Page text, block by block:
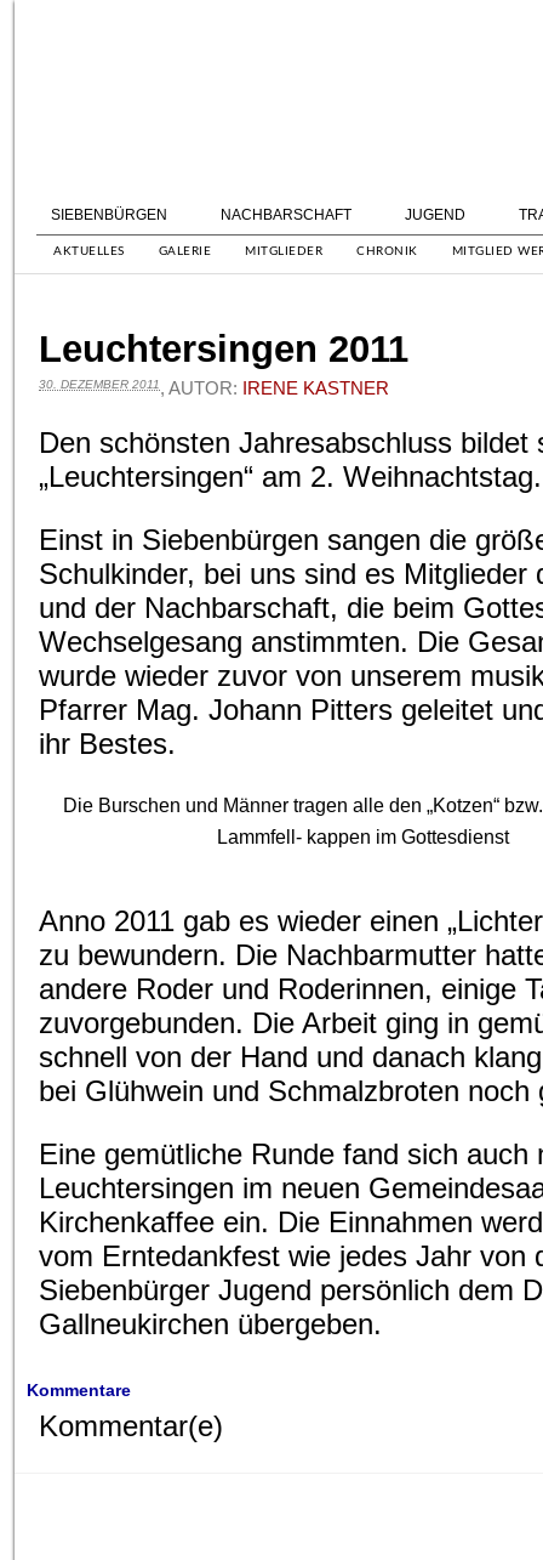
SIEBENBÜRGEN NACHBARSCHAFT JUGEND
AKTUELLES GALERIE MITGLIEDER CHRONIK MITGLIED
Leuchtersingen 2011
30. DEZEMBER 2011 , AUTOR: IRENE KASTNER
Den schönsten Jahresabschluss bildet
„Leuchtersingen“ am 2. Weihnachtstag.
Einst in Siebenbürgen sangen die
Schulkinder, bei uns sind es Mitglieder
und der Nachbarschaft, die beim
Wechselgesang anstimmten. Die
wurde wieder zuvor von unserem
Pfarrer Mag. Johann Pitters geleitet
ihr Bestes.
Die Burschen und Männer tragen alle den „Kotzen“
Lammfell- kappen im Gottesdienst
Anno 2011 gab es wieder einen
zu bewundern. Die Nachbarmutter
andere Roder und Roderinnen, einige
zuvorgebunden. Die Arbeit ging in
schnell von der Hand und danach
bei Glühwein und Schmalzbroten noch
Eine gemütliche Runde fand sich auch
Leuchtersingen im neuen
Kirchenkaffee ein. Die Einnahmen
vom Erntedankfest wie jedes Jahr von
Siebenbürger Jugend persönlich dem
Gallneukirchen übergeben.
Kommentare
Kommentar(e)